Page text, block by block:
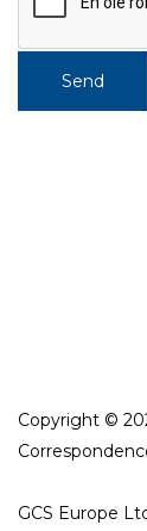
Copyright ©
GCS Europe